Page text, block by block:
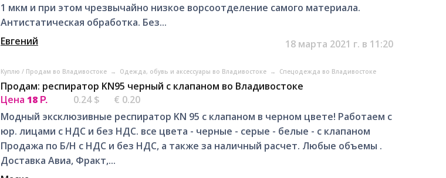
1 мкм и при этом чрезвычайно низкое ворсоотделение самого материала.
Антистатическая обработка. Без...
Евгений
18 марта 2021 г. в 11:20
Куплю / Продам во Владивостоке → Одежда, обувь и аксессуары во Владивостоке → Спецодежда во Владивостоке
Продам: респиратор KN95 черный с клапаном во Владивостоке
Цена 18 Р. 0.24 $
€ 0.20
Модный эксклюзивные респиратор KN 95 с клапаном в черном цвете! Работаем с
юр. лицами с НДС и без НДС. все цвета - черные - серые - белые - с клапаном
Продажа по Б/Н с НДС и без НДС, а также за наличный расчет. Любые объемы .
Доставка Авиа, Фракт,...